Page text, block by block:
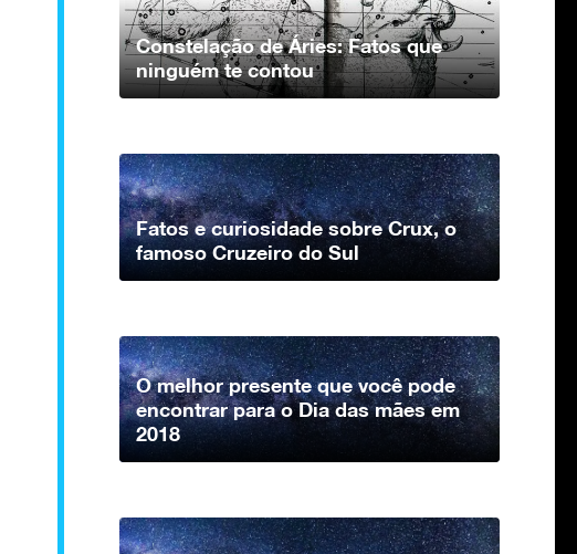
Constelação de Áries: Fatos que
ninguém te contou
Fatos e curiosidade sobre Crux, o
famoso Cruzeiro do Sul
O melhor presente que você pode
encontrar para o Dia das mães em
2018